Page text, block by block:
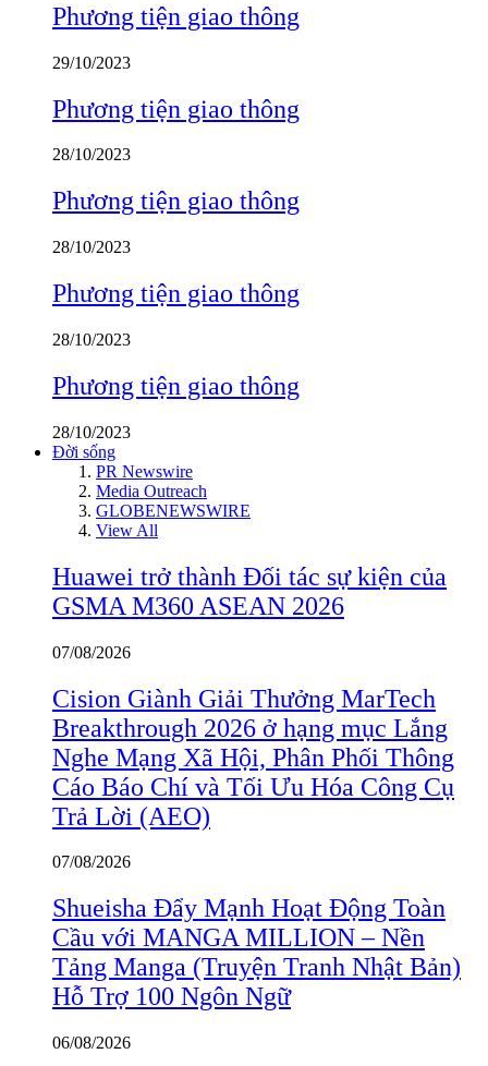
Phương tiện giao thông
29/10/2023
Phương tiện giao thông
28/10/2023
Phương tiện giao thông
28/10/2023
Phương tiện giao thông
28/10/2023
Phương tiện giao thông
28/10/2023
Đời sống
PR Newswire
Media Outreach
GLOBENEWSWIRE
View All
Huawei trở thành Đối tác sự kiện của
GSMA M360 ASEAN 2026
07/08/2026
Cision Giành Giải Thưởng MarTech
Breakthrough 2026 ở hạng mục Lắng
Nghe Mạng Xã Hội, Phân Phối Thông
Cáo Báo Chí và Tối Ưu Hóa Công Cụ
Trả Lời (AEO)
07/08/2026
Shueisha Đẩy Mạnh Hoạt Động Toàn
Cầu với MANGA MILLION – Nền
Tảng Manga (Truyện Tranh Nhật Bản)
Hỗ Trợ 100 Ngôn Ngữ
06/08/2026